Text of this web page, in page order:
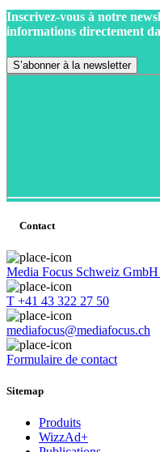
Inscrivez-vous à notre
informations directement
Contact
Media Focus Schweiz
T +41 43 322 27 50
mediafocus@mediafocus.ch
Formulaire de contact
Sitemap
Produits
WizzAd+